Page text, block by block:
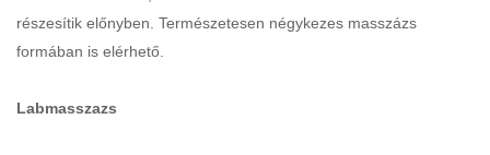
részesítik előnyben. Természetesen négykezes masszázs
formában is elérhető.
Labmasszazs